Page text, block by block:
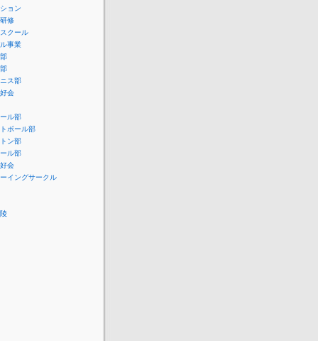
ョン
修
クール
事業
ス部
会
ル部
ボール部
ン部
ル部
会
イングサークル